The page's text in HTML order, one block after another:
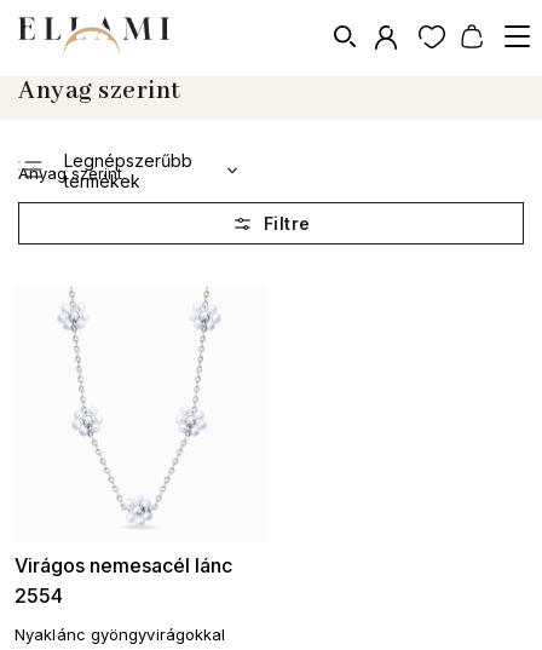
Anyag szerint
Anyag szerint
Legnépszerűbb
termékek
Legolcsóbb elöl
Legdrágább
ABC szerint
Virágos nemesacél lánc
2554
Nyaklánc gyöngyvirágokkal